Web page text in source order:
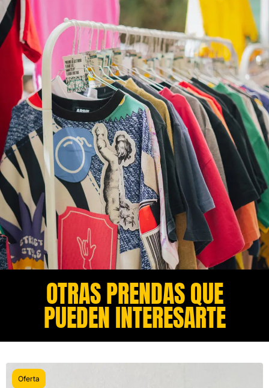
OTRAS PRENDAS QUE
PUEDEN INTERESARTE​
Oferta